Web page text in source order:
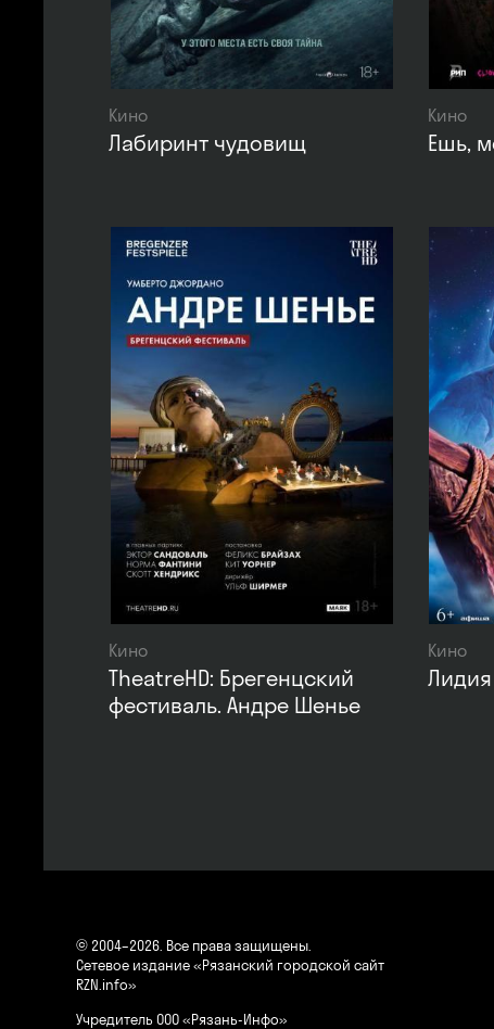
Кино
Лабиринт чудовищ
Кино
Ешь,
Кино
TheatreHD: Брегенцский
фестиваль. Андре Шенье
Кино
© 2004–2026. Все права защищены.
Сетевое издание «Рязанский городской сайт
RZN.info»
Учредитель ООО «Рязань-Инфо»